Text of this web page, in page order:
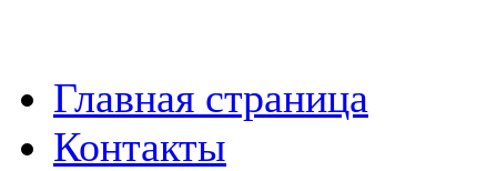
Главная страница
Контакты